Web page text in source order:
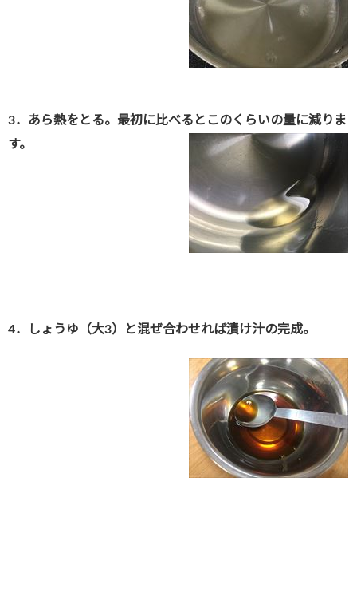
3．あら熱をとる。最初に比べるとこのくらいの量に減りま
す。
4．しょうゆ（大3）と混ぜ合わせれば漬け汁の完成。